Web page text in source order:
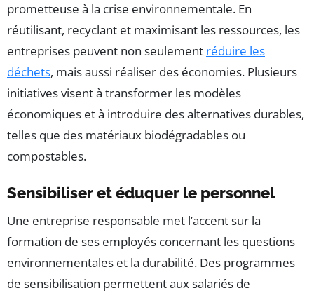
prometteuse à la crise environnementale. En
réutilisant, recyclant et maximisant les ressources, les
entreprises peuvent non seulement réduire les
déchets, mais aussi réaliser des économies. Plusieurs
initiatives visent à transformer les modèles
économiques et à introduire des alternatives durables,
telles que des matériaux biodégradables ou
compostables.
Sensibiliser et éduquer le personnel
Une entreprise responsable met l’accent sur la
formation de ses employés concernant les questions
environnementales et la durabilité. Des programmes
de sensibilisation permettent aux salariés de